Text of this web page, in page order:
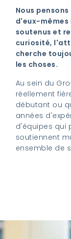
Nous
d'eux-mêmes
soutenus et
curiosité,
cherche
les choses.
Au sein du
réellement
débutant ou
années
d'équipes qui
soutiennent
ensemble de